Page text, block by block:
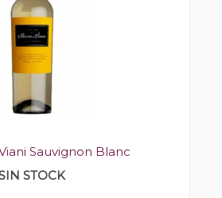
Sauvignon Blanc
STOCK